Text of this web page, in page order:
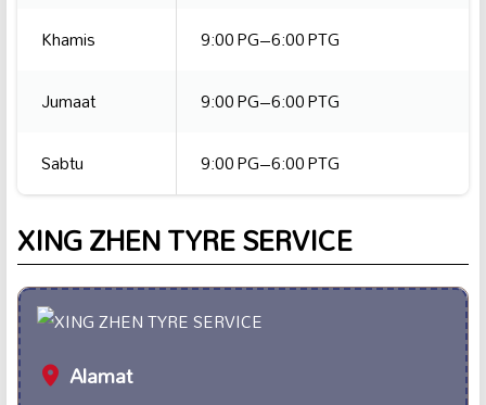
Khamis
9:00 PG–6:00 PTG
Jumaat
9:00 PG–6:00 PTG
Sabtu
9:00 PG–6:00 PTG
XING ZHEN TYRE SERVICE
Alamat